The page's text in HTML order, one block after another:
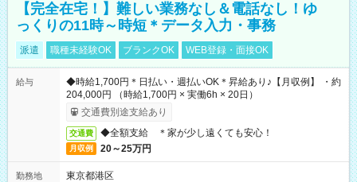
【完全在宅！】難しい業務なし＆電話なし！ゆ
っくりの11時～時短＊データ入力・事務
派遣 職種未経験OK ブランクOK WEB登録・面接OK
給与
◆時給1,700円＊日払い・週払いOK＊昇給あり♪【月収例】 ・約
204,000円 （時給1,700円 × 実働6h × 20日）
交通費別途支給あり
交通費 ◆全額支給 ＊家が少し遠くても安心！
月収例 20～25万円
勤務地
東京都港区